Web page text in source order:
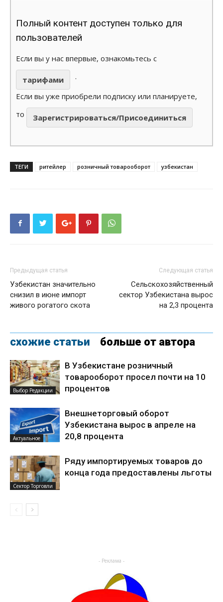
Полный контент доступен только для
пользователей
Если вы у нас впервые, ознакомьтесь с
тарифами
.
Если вы уже приобрели подписку или планируете,
то
Зарегистрироваться/Присоединиться
ТЕГИ ритейлер розничный товарооборот узбекистан
Предыдущая статья
Узбекистан значительно
снизил в июне импорт
живого рогатого скота
Следующая статья
Сельскохозяйственный
сектор Узбекистана вырос
на 2,3 процента
схожие статьи больше от автора
Выбор Редакции
В Узбекистане розничный
товарооборот просел почти на 10
процентов
Актуальное
Внешнеторговый оборот
Узбекистана вырос в апреле на
20,8 процента
Сектор Торговли
Ряду импортируемых товаров до
конца года предоставлены льготы
- Реклама -